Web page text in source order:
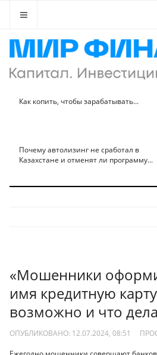
Как копить, чтобы зарабатывать...
Почему автолизинг не сработал в
Казахстане и отменят ли программу...
«Мошенники
имя кредитную
возможно и что
ОПУБЛИКОВАНО: 12.07.2024, 08:51